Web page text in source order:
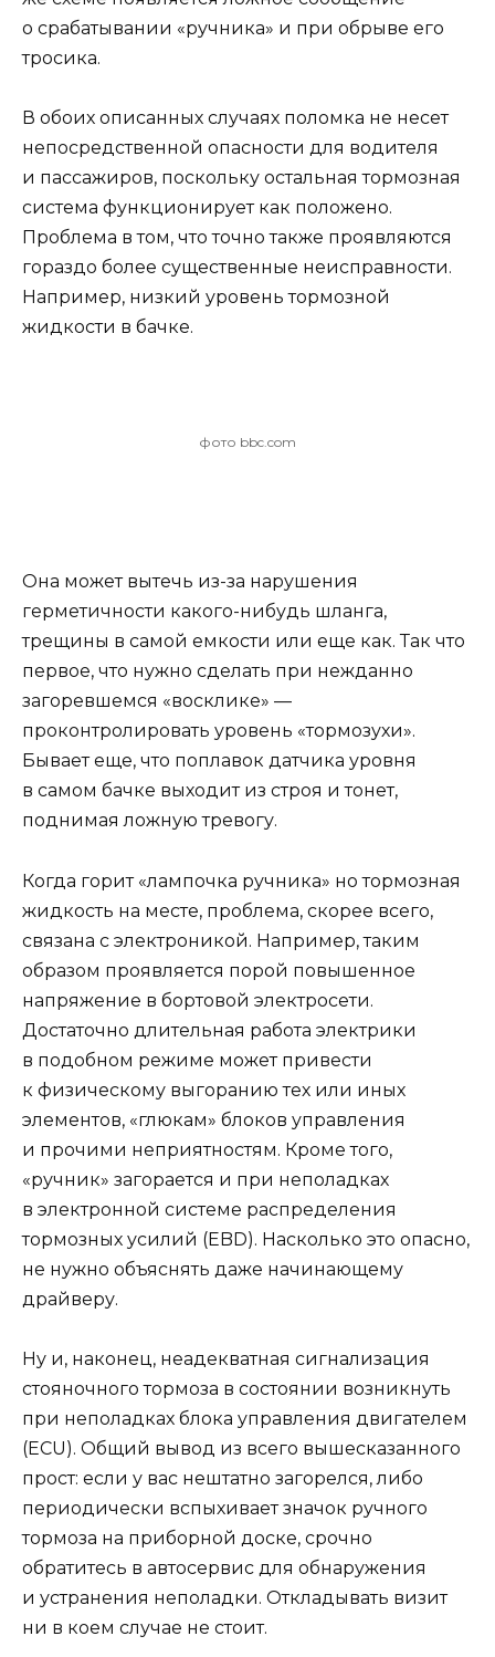
о срабатывании «ручника» и при обрыве его
тросика.
В обоих описанных случаях поломка не несет
непосредственной опасности для водителя
и пассажиров, поскольку остальная тормозная
система функционирует как положено.
Проблема в том, что точно также проявляются
гораздо более существенные неисправности.
Например, низкий уровень тормозной
жидкости в бачке.
фото bbc.com
Она может вытечь из-за нарушения
герметичности какого-нибудь шланга,
трещины в самой емкости или еще как. Так что
первое, что нужно сделать при нежданно
загоревшемся «восклике» —
проконтролировать уровень «тормозухи».
Бывает еще, что поплавок датчика уровня
в самом бачке выходит из строя и тонет,
поднимая ложную тревогу.
Когда горит «лампочка ручника» но тормозная
жидкость на месте, проблема, скорее всего,
связана с электроникой. Например, таким
образом проявляется порой повышенное
напряжение в бортовой электросети.
Достаточно длительная работа электрики
в подобном режиме может привести
к физическому выгоранию тех или иных
элементов, «глюкам» блоков управления
и прочими неприятностям. Кроме того,
«ручник» загорается и при неполадках
в электронной системе распределения
тормозных усилий (ЕBD). Насколько это опасно,
не нужно объяснять даже начинающему
драйверу.
Ну и, наконец, неадекватная сигнализация
стояночного тормоза в состоянии возникнуть
при неполадках блока управления двигателем
(ECU). Общий вывод из всего вышесказанного
прост: если у вас нештатно загорелся, либо
периодически вспыхивает значок ручного
тормоза на приборной доске, срочно
обратитесь в автосервис для обнаружения
и устранения неполадки. Откладывать визит
ни в коем случае не стоит.